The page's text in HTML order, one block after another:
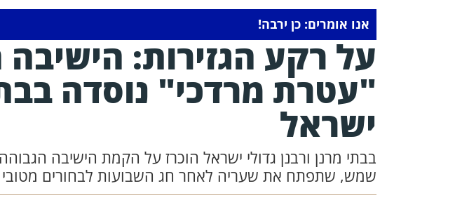
אנו אומרים: כן ירבה!
על רקע הגזירות:
"עטרת מרדכי" נוסדה
ישראל
בבתי מרנן ורבנן גדולי ישראל הוכרז על הקמת הישיבה
שמש, שתפתח את שעריה לאחר חג השבועות לבחורים מטובי